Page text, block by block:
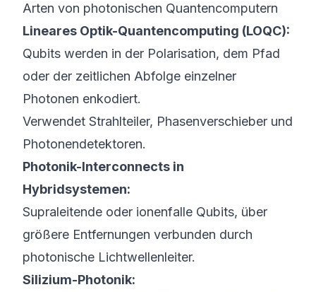
Arten von photonischen Quantencomputern
Lineares Optik-Quantencomputing (LOQC):
Qubits werden in der Polarisation, dem Pfad
oder der zeitlichen Abfolge einzelner
Photonen enkodiert.
Verwendet Strahlteiler, Phasenverschieber und
Photonendetektoren.
Photonik-Interconnects in
Hybridsystemen:
Supraleitende oder ionenfalle Qubits, über
größere Entfernungen verbunden durch
photonische Lichtwellenleiter.
Silizium-Photonik: